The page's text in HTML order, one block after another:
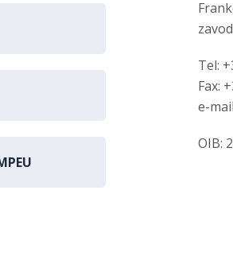
Tel:
Fax:
e-
OIB: